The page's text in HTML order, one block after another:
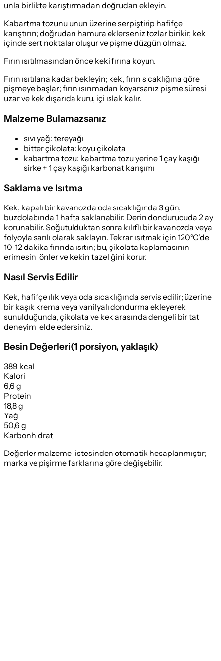
unla birlikte karıştırmadan doğrudan ekleyin.
Kabartma tozunu unun üzerine serpiştirip hafifçe
karıştırın; doğrudan hamura eklerseniz tozlar birikir, kek
içinde sert noktalar oluşur ve pişme düzgün olmaz.
Fırın ısıtılmasından önce keki fırına koyun.
Fırın ısıtılana kadar bekleyin; kek, fırın sıcaklığına göre
pişmeye başlar; fırın ısınmadan koyarsanız pişme süresi
uzar ve kek dışarıda kuru, içi ıslak kalır.
Malzeme Bulamazsanız
sıvı yağ: tereyağı
bitter çikolata: koyu çikolata
kabartma tozu: kabartma tozu yerine 1 çay kaşığı
sirke + 1 çay kaşığı karbonat karışımı
Saklama ve Isıtma
Kek, kapalı bir kavanozda oda sıcaklığında 3 gün,
buzdolabında 1 hafta saklanabilir. Derin dondurucuda 2 ay
korunabilir. Soğutulduktan sonra kılıflı bir kavanozda veya
folyoyla sarılı olarak saklayın. Tekrar ısıtmak için 120°C'de
10-12 dakika fırında ısıtın; bu, çikolata kaplamasının
erimesini önler ve kekin tazeliğini korur.
Nasıl Servis Edilir
Kek, hafifçe ılık veya oda sıcaklığında servis edilir; üzerine
bir kaşık krema veya vanilyalı dondurma ekleyerek
sunulduğunda, çikolata ve kek arasında dengeli bir tat
deneyimi elde edersiniz.
Besin Değerleri(1 porsiyon, yaklaşık)
389 kcal
Kalori
6,6 g
Protein
18,8 g
Yağ
50,6 g
Karbonhidrat
Değerler malzeme listesinden otomatik hesaplanmıştır;
marka ve pişirme farklarına göre değişebilir.